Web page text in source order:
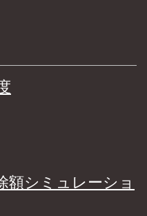
額シミュレーショ